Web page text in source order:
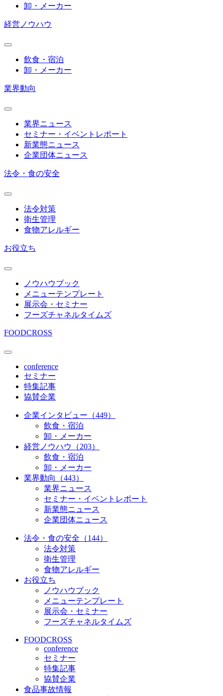
卸・メーカー
経営ノウハウ
飲食・宿泊
卸・メーカー
業界動向
業界ニュース
セミナー・イベントレポート
新業態ニュース
企業団体ニュース
法令・食の安全
法令対策
衛生管理
食物アレルギー
お役立ち
ノウハウブック
メニューテンプレート
展示会・セミナー
フーズチャネルタイムズ
FOODCROSS
conference
セミナー
特集記事
協賛企業
企業インタビュー（449）
飲食・宿泊
卸・メーカー
経営ノウハウ（203）
飲食・宿泊
卸・メーカー
業界動向（443）
業界ニュース
セミナー・イベントレポート
新業態ニュース
企業団体ニュース
法令・食の安全（144）
法令対策
衛生管理
食物アレルギー
お役立ち
ノウハウブック
メニューテンプレート
展示会・セミナー
フーズチャネルタイムズ
FOODCROSS
conference
セミナー
特集記事
協賛企業
食品事故情報